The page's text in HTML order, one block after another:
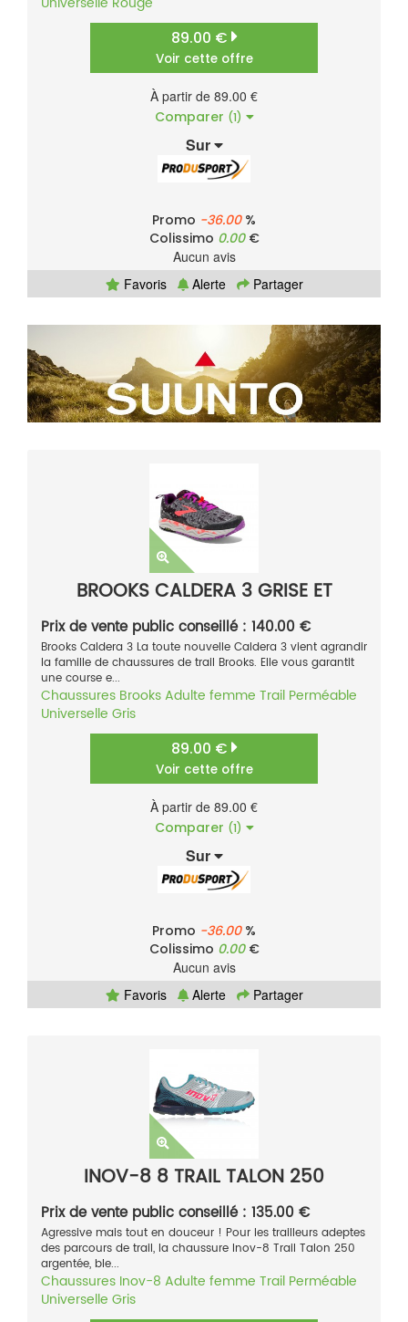
89.00 €
Voir cette offre
À partir de 89.00 €
Comparer (1)
Sur
Promo -36.00%
Colissimo 0.00€
Aucun avis
Favoris
Alerte Partager
BROOKS CALDERA 3 GRISE ET
Prix de vente public conseillé : 140.00 €
Brooks Caldera 3 La toute nouvelle Caldera 3 vient agrandir
la famille de chaussures de trail Brooks. Elle vous garantit
une course e...
Chaussures BrooksAdulte femme Trail Perméable
Universelle Gris
89.00 €
Voir cette offre
À partir de 89.00 €
Comparer (1)
Sur
Promo -36.00%
Colissimo 0.00€
Aucun avis
Favoris
Alerte Partager
INOV-8 8 TRAIL TALON 250
Prix de vente public conseillé : 135.00 €
Agressive mais tout en douceur ! Pour les trailleurs adeptes
des parcours de trail, la chaussure Inov-8 Trail Talon 250
argentée, ble...
Chaussures Inov-8 Adulte femme Trail Perméable
Universelle Gris